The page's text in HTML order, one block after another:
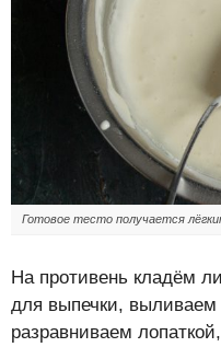
Готовое тесто получается
На противень кладём
для выпечки, выливаем
разравниваем